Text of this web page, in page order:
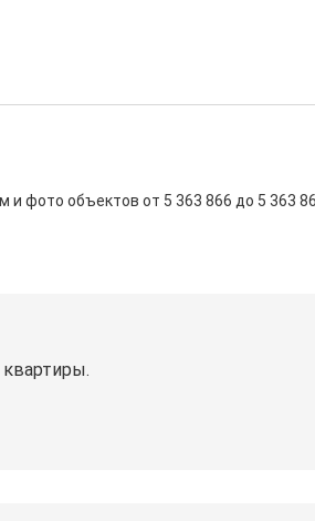
и фото объектов от 5 363 866 до 5 363